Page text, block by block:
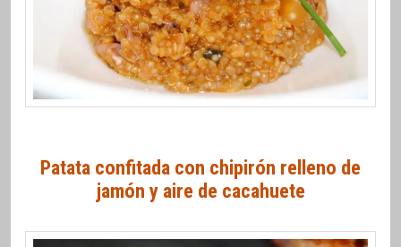
Patata confitada con chipirón relleno de
jamón y aire de cacahuete